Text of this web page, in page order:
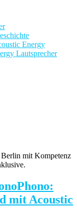
Energy
Lautsprecher
mit Kompetenz
mit Acoustic